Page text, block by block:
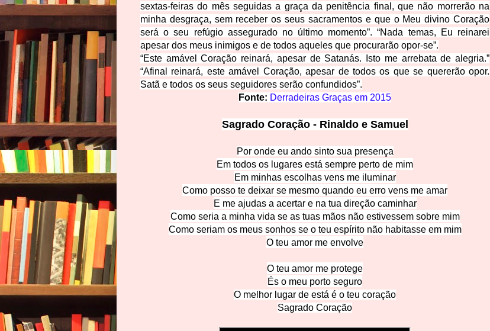
sextas-feiras do mês seguidas a graça da penitência final, que não morrerão na
minha desgraça, sem receber os seus sacramentos e que o Meu divino Coração
será o seu refúgio assegurado no último momento”. “Nada temas, Eu reinarei
apesar dos meus inimigos e de todos aqueles que procurarão opor-se”.
“Este amável Coração reinará, apesar de Satanás. Isto me arrebata de alegria.”
“Afinal reinará, este amável Coração, apesar de todos os que se quererão opor.
Satã e todos os seus seguidores serão confundidos”.
Fonte: Derradeiras Graças em 2015
Sagrado Coração - Rinaldo eSamuel
Por onde eu ando sintosua presença
Em todos os lugares está sempre perto de mim
Em minhas escolhas vens me iluminar
Como posso te deixar se mesmo quando eu erro vens me amar
E me ajudas a acertar e na tua direção caminhar
Como seria a minha vida se as tuas mãos não estivessem sobre mim
Como seriam os meus sonhos se o teu espírito não habitasse em mim
O teu amor me envolve
O teu amor me protege
És o meu porto seguro
O melhor lugar de está é o teu coração
Sagrado Coração